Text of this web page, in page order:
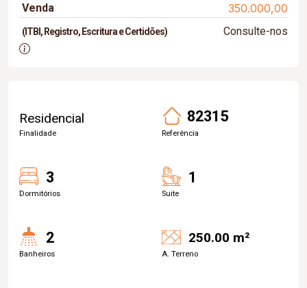
Venda 350.000,00
(ITBI, Registro, Escritura e Certidões) Consulte-nos
Residencial
Finalidade
82315
Referência
3
Dormitórios
1
Suite
2
Banheiros
250.00 m²
A. Terreno